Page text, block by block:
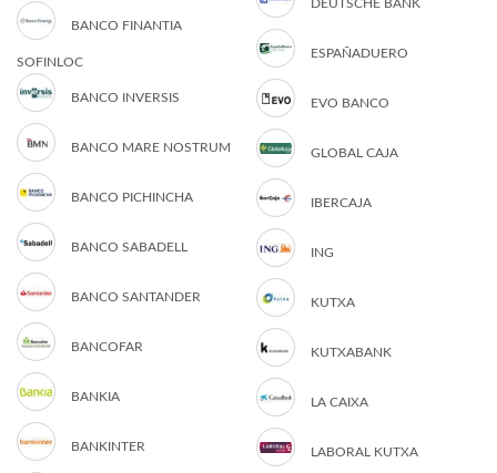
BANCO FINANTIA
SOFINLOC
BANCO INVERSIS
BANCO MARE NOSTRUM
BANCO PICHINCHA
BANCO SABADELL
BANCO SANTANDER
BANCOFAR
BANKIA
BANKINTER
DEUTSCHE BANK
ESPAÑADUERO
EVO BANCO
GLOBAL CAJA
IBERCAJA
ING
KUTXA
KUTXABANK
LA CAIXA
LABORAL KUTXA